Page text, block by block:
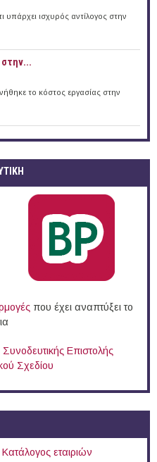
υπάρχει ισχυρός αντίλογος στην
το κόστος εργασίας στην
που έχει αναπτύξει το
Επιστολής
Σχεδίου
Κατάλογος εταιριών